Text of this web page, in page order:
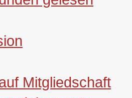
Mitgliedschaft